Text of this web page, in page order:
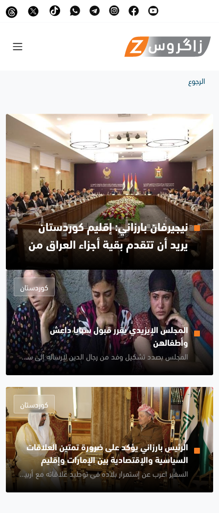
الرجوع
نيجيرفان بارزاني: إقليم كوردستان
يريد أن تتقدم بقية أجزاء العراق من
كوردستان
المجلس الإيزيدي يقرر قبول سبايا داعش
وأطفالهن
المجلس بصدد تشكيل وفد من رجال الدين لإرساله إلى سوريا لمتابعة البحث عن الإيزيديات المخطوفات والباقيات لدى داعش وترتيب إعادتهن
كوردستان
الرئيس بارزاني يؤكد على ضرورة تمتين العلاقات
السياسية والإقتصادية بين الإمارات وإقليم
كوردستان
السفير اعرب عن إستمرار بلاده في توطيد علاقاته مع أربيل ومساعدة النازحين في إقليم كوردستان